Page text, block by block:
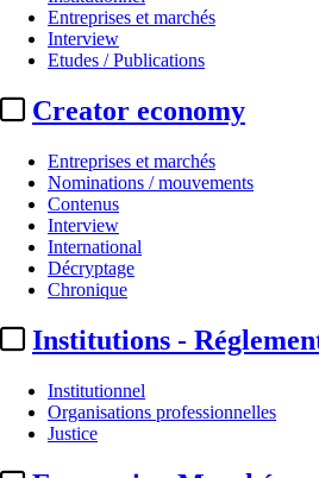
Entreprises et marchés
Interview
Etudes / Publications
Creator economy
Entreprises et marchés
Nominations / mouvements
Contenus
Interview
International
Décryptage
Chronique
Institutions -
Institutionnel
Organisations professionnelles
Justice